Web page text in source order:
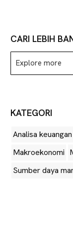
CARI LEBIH
Explore
more
KATEGORI
Analisa keuangan
Makroekonomi
Sumber daya